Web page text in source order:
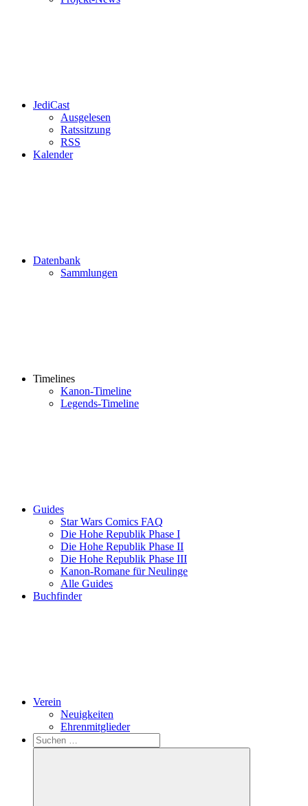
JediCast
Ausgelesen
Ratssitzung
RSS
Kalender
Datenbank
Sammlungen
Timelines
Kanon-Timeline
Legends-Timeline
Guides
Star Wars Comics FAQ
Die Hohe Republik Phase I
Die Hohe Republik Phase II
Die Hohe Republik Phase III
Kanon-Romane für Neulinge
Alle Guides
Buchfinder
Verein
Neuigkeiten
Ehrenmitglieder
Search
Suchen
nach: